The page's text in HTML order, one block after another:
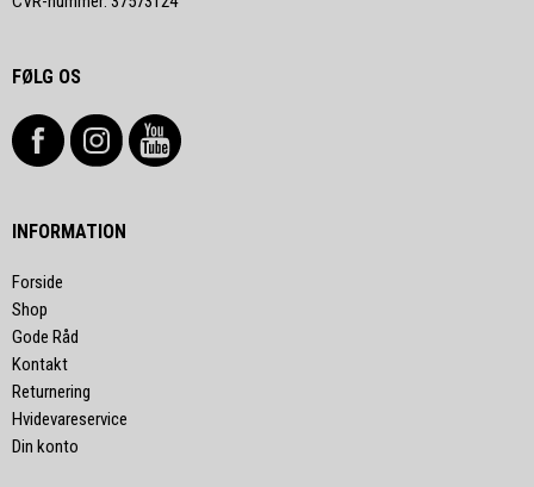
FØLG OS
INFORMATION
Forside
Shop
Gode Råd
Kontakt
Returnering
Hvidevareservice
Din konto